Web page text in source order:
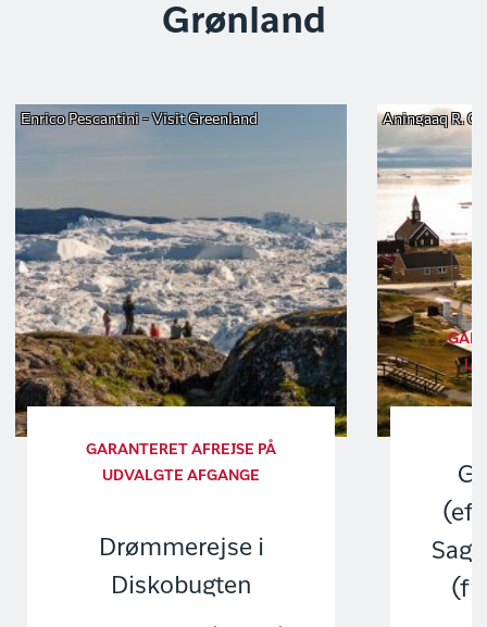
Grønland
Enrico Pescantini - Visit Greenland
GARANTERET AFREJSE PÅ
UDVALGTE AFGANGE
Drømmerejse i
Diskobugten
Aningaaq R.